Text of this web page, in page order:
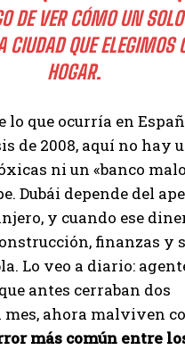
DE VER CÓMO UN
QUE ELEGIMOS
HOGAR.
lo que ocurría en
de 2008, aquí no hay
ni un «banco
Dubái depende del
y cuando ese
finanzas y
Lo veo a diario:
antes cerraban dos
mes, ahora malviven
más común entre